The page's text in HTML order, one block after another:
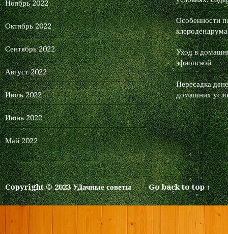
Ноябрь 2022
Октябрь 2022
Сентябрь 2022
Август 2022
Июль 2022
Июнь 2022
Май 2022
Особенности
Уход в
эфиопской
Пересадка
домашних
Copyright © 2023 УДачные советы Go back to top ↑